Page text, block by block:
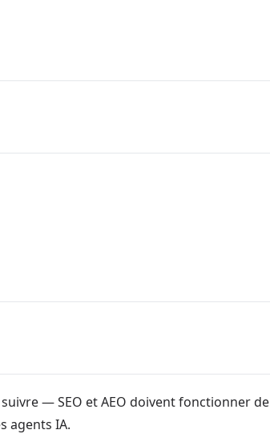
— SEO et AEO doivent fonctionner de
agents IA.